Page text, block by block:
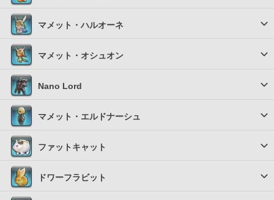
マメット・ハルオーネ
マメット・オシュオン
Nano Lord
マメット・エルドナーシュ
ファットキャット
ドワーフラビット